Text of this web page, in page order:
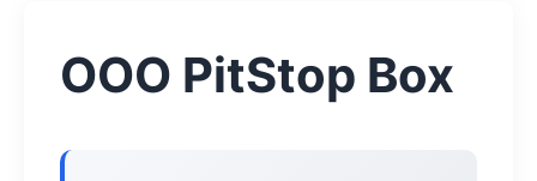
ООО PitStop Box